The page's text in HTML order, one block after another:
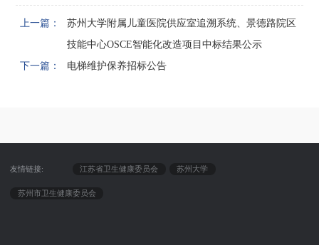
上一篇：
苏州大学附属儿童医院供应室追溯系统、景德路院区
技能中心OSCE智能化改造项目中标结果公示
下一篇：
电梯维护保养招标公告
友情链接: 江苏省卫生健康委员会 苏州大学
苏州市卫生健康委员会